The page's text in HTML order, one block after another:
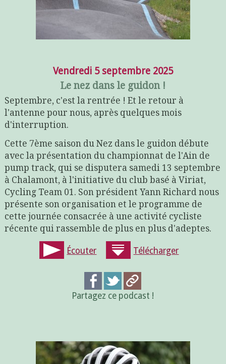
Vendredi 5 septembre 2025
Le nez dans le guidon !
Septembre, c'est la rentrée ! Et le retour à
l'antenne pour nous, après quelques mois
d'interruption.
Cette 7ème saison du Nez dans le guidon débute
avec la présentation du championnat de l'Ain de
pump track, qui se disputera samedi 13 septembre
à Chalamont, à l'initiative du club basé à Viriat,
Cycling Team 01. Son président Yann Richard nous
présente son organisation et le programme de
cette journée consacrée à une activité cycliste
récente qui rassemble de plus en plus d'adeptes.
Écouter Télécharger
Partagez ce podcast !